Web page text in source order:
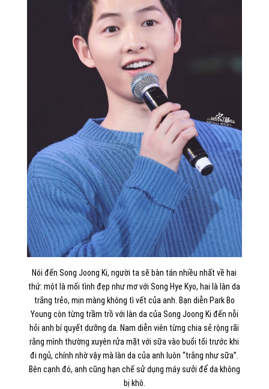
Nói đến Song Joong Ki, người ta sẽ bàn tán nhiều nhất về hai
thứ: một là mối tình đẹp như mơ với Song Hye Kyo, hai là làn da
trắng trẻo, mịn màng không tì vết của anh. Bạn diễn Park Bo
Young còn từng trầm trồ với làn da của Song Joong Ki đến nỗi
hỏi anh bí quyết dưỡng da. Nam diễn viên từng chia sẻ rộng rãi
rằng mình thường xuyên rửa mặt với sữa vào buổi tối trước khi
đi ngủ, chính nhờ vậy mà làn da của anh luôn “trắng như sữa”.
Bên cạnh đó, anh cũng hạn chế sử dụng máy sưởi để da không
bị khô.